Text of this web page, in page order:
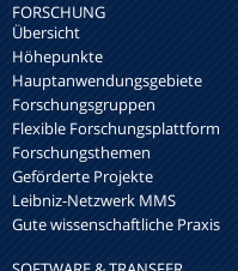
FORSCHUNG
Übersicht
Höhepunkte
Hauptanwendungsgebiete
Forschungsgruppen
Flexible Forschungsplattform
Forschungsthemen
Geförderte Projekte
Leibniz-Netzwerk MMS
Gute wissenschaftliche Praxis